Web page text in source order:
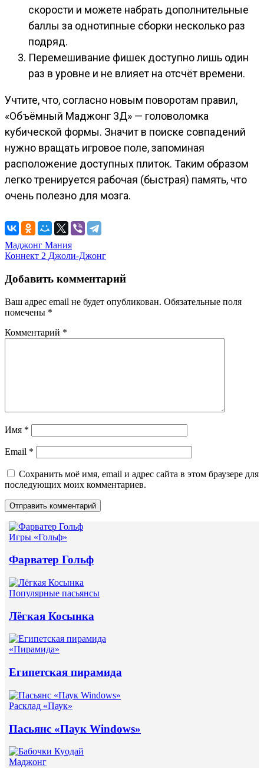
скорости и можете набрать дополнительные
баллы за однотипные сборки несколько раз
подряд.
Перемешивание фишек доступно лишь один
раз в уровне и не влияет на отсчёт времени.
Учтите, что, согласно новым поворотам правил,
«Объёмный Маджонг 3Д» — головоломка
кубической формы. Значит в поиске совпадений
нужно вращать игровое поле, запоминая
расположение доступных плиток. Таким образом
легко тренируется рабочая (быстрая) память, что
очень полезно для мозга.
Навигация
по
записям
Маджонг Мания
Коннект 2 Джоли-Джонг
Добавить комментарий
Ваш адрес email не будет опубликован. Обязательные поля
помечены *
Комментарий *
Имя *
Email *
Сохранить моё имя, email и адрес сайта в этом браузере для
последующих моих комментариев.
Игры «Гольф»
Фарватер Гольф
Популярные пасьянсы
Лёгкая Косынка
«Пирамида»
Египетская пирамида
Расклад «Паук»
Пасьянс «Паук Windows»
Маджонг